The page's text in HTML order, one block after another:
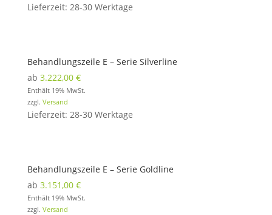
Lieferzeit: 28-30 Werktage
Behandlungszeile E – Serie Silverline
ab 3.222,00 €
Enthält 19% MwSt.
zzgl. Versand
Lieferzeit: 28-30 Werktage
Behandlungszeile E – Serie Goldline
ab 3.151,00 €
Enthält 19% MwSt.
zzgl. Versand